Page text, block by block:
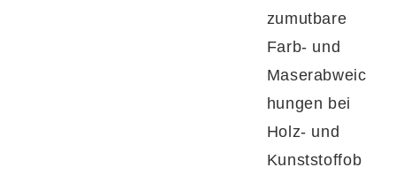
zumutbare
Farb- und
Maserabweic
hungen bei
Holz- und
Kunststoffob